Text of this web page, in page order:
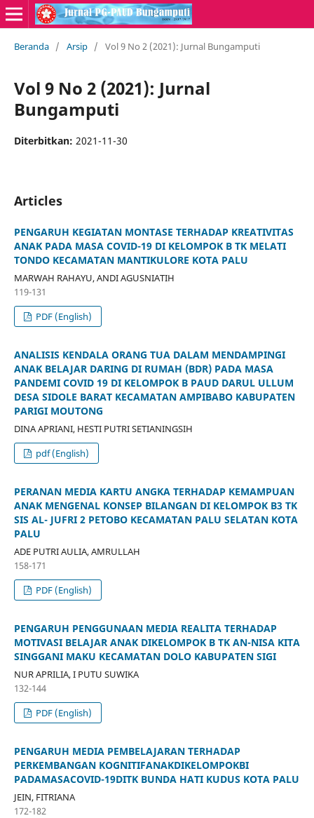
Beranda / Arsip / Vol 9 No 2 (2021): Jurnal Bungamputi
Vol 9 No 2 (2021): Jurnal
Bungamputi
Diterbitkan: 2021-11-30
Articles
PENGARUH KEGIATAN MONTASE TERHADAP KREATIVITAS
ANAK PADA MASA COVID-19 DI KELOMPOK B TK MELATI
TONDO KECAMATAN MANTIKULORE KOTA PALU
MARWAH RAHAYU, ANDI AGUSNIATIH
119-131
PDF (English)
ANALISIS KENDALA ORANG TUA DALAM MENDAMPINGI
ANAK BELAJAR DARING DI RUMAH (BDR) PADA MASA
PANDEMI COVID 19 DI KELOMPOK B PAUD DARUL ULLUM
DESA SIDOLE BARAT KECAMATAN AMPIBABO KABUPATEN
PARIGI MOUTONG
DINA APRIANI, HESTI PUTRI SETIANINGSIH
pdf (English)
PERANAN MEDIA KARTU ANGKA TERHADAP KEMAMPUAN
ANAK MENGENAL KONSEP BILANGAN DI KELOMPOK B3 TK
SIS AL- JUFRI 2 PETOBO KECAMATAN PALU SELATAN KOTA
PALU
ADE PUTRI AULIA, AMRULLAH
158-171
PDF (English)
PENGARUH PENGGUNAAN MEDIA REALITA TERHADAP
MOTIVASI BELAJAR ANAK DIKELOMPOK B TK AN-NISA KITA
SINGGANI MAKU KECAMATAN DOLO KABUPATEN SIGI
NUR APRILIA, I PUTU SUWIKA
132-144
PDF (English)
PENGARUH MEDIA PEMBELAJARAN TERHADAP
PERKEMBANGAN KOGNITIFANAKDIKELOMPOKBI
PADAMASACOVID-19DITK BUNDA HATI KUDUS KOTA PALU
JEIN, FITRIANA
172-182